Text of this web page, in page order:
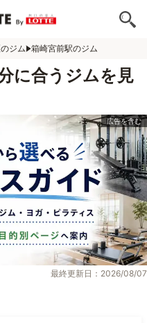
ジム 箱崎宮前駅のジム
に合うジムを見
最終更新日：2026/08/07